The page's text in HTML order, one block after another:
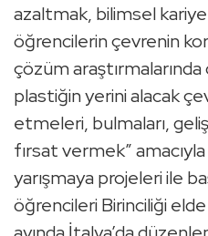
azaltmak, bilimsel
öğrencilerin çevrenin
çözüm
plastiğin yerini alacak
etmeleri, bulmaları,
fırsat vermek”
yarışmaya projeleri ile
öğrencileri Birinciliği